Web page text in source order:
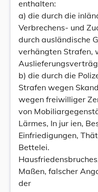
enthalten:
a) die durch die
Verbrechens- und
durch ausländische
verhängten Strafen,
b) die durch die
Strafen wegen
wegen freiwilliger
von
Lärmes, In jur ien,
Einfriedigungen,
Bettelei.
Maßen, falscher
der